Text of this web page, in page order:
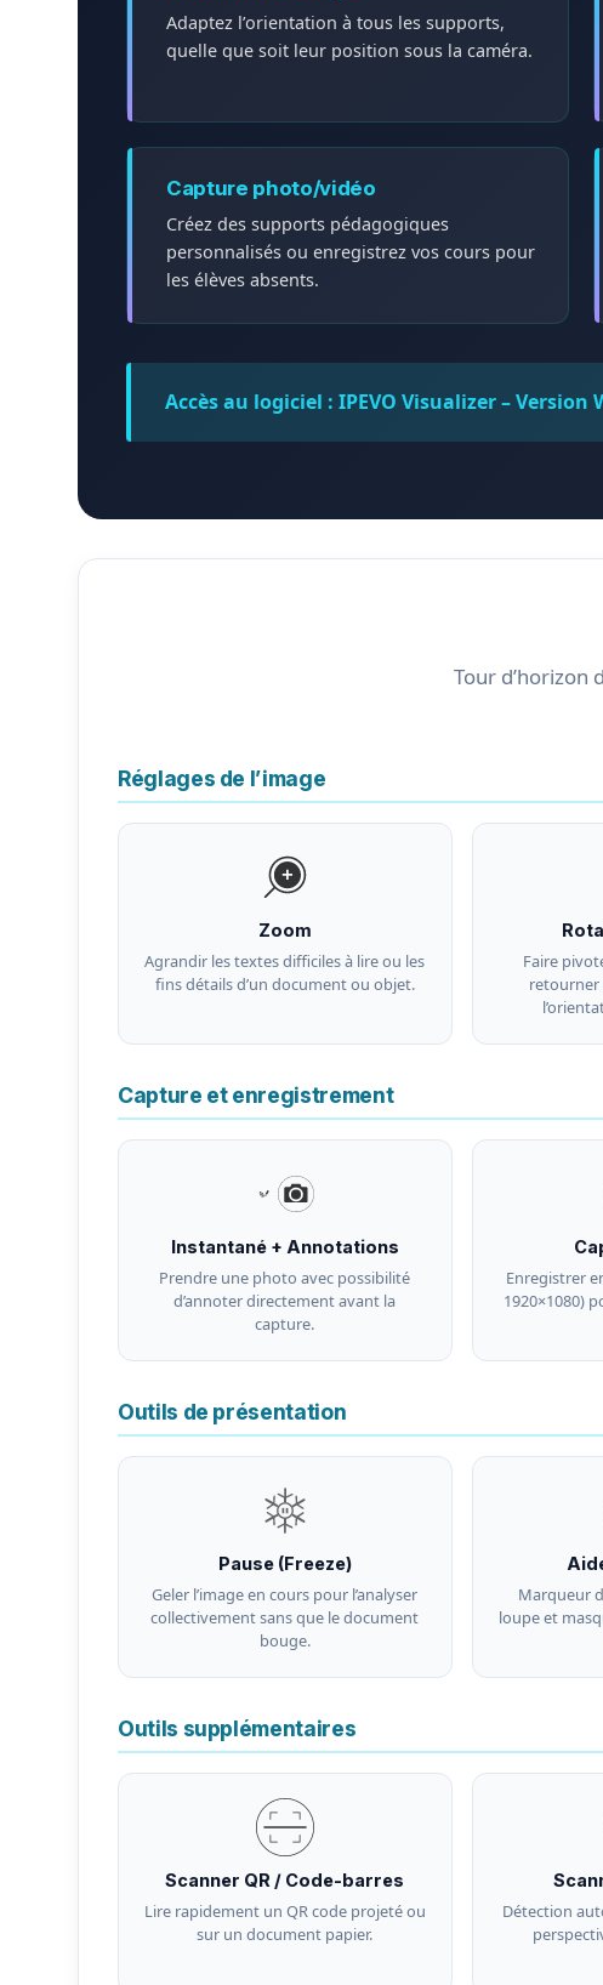
Adaptez l’orientation à tous les supports,
quelle que soit leur position sous la caméra.
Capture photo/vidéo
Créez des supports pédagogiques
personnalisés ou enregistrez vos cours pour
les élèves absents.
Accès au logiciel : IPEVO Visualizer – Version
Tour d’horizon
Réglages de l’image
Zoom
Agrandir les textes difficiles à lire ou les
fins détails d’un document ou objet.
Faire
retourner
Capture et enregistrement
Instantané + Annotations
Prendre une photo avec possibilité
d’annoter directement avant la
capture.
Enregistrer
1920×1080)
Outils de présentation
Pause (Freeze)
Geler l’image en cours pour l’analyser
collectivement sans que le document
bouge.
Marqueur
loupe et
Outils supplémentaires
Scanner QR / Code-barres
Lire rapidement un QR code projeté ou
sur un document papier.
Détection